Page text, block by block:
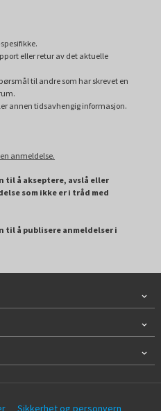
eller retur av det aktuelle
til andre som har skrevet en
annen tidsavhengig informasjon.
anmeldelse.
til å akseptere, avslå eller
som ikke er i tråd med
til å publisere anmeldelser i
Sikkerhet og personvern